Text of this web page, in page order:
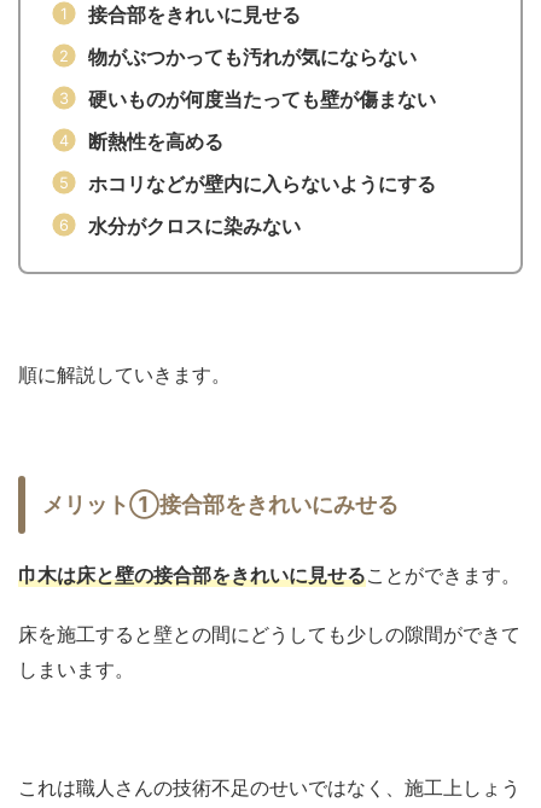
接合部をきれいに見せる
物がぶつかっても汚れが気にならない
硬いものが何度当たっても壁が傷まない
断熱性を高める
ホコリなどが壁内に入らないようにする
水分がクロスに染みない
順に解説していきます。
メリット①接合部をきれいにみせる
巾木は床と壁の接合部をきれいに見せることができます。
床を施工すると壁との間にどうしても少しの隙間ができて
しまいます。
これは職人さんの技術不足のせいではなく、施工上しょう